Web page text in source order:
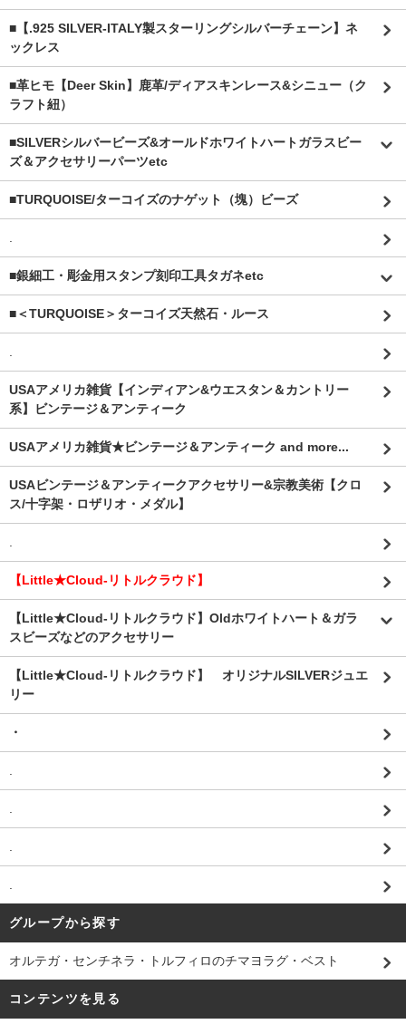
■【.925 SILVER-ITALY製スターリングシルバーチェーン】ネ
ックレス
■革ヒモ【Deer Skin】鹿革/ディアスキンレース&シニュー（ク
ラフト紐）
■SILVERシルバービーズ&オールドホワイトハートガラスビー
ズ＆アクセサリーパーツetc
■TURQUOISE/ターコイズのナゲット（塊）ビーズ
■銀細工・彫金用スタンプ刻印工具タガネetc
■＜TURQUOISE＞ターコイズ天然石・ルース
USAアメリカ雑貨【インディアン&ウエスタン＆カントリー
系】ビンテージ＆アンティーク
USAアメリカ雑貨★ビンテージ＆アンティーク and more...
USAビンテージ＆アンティークアクセサリー&宗教美術【クロ
ス/十字架・ロザリオ・メダル】
【Little★Cloud-リトルクラウド】
【Little★Cloud-リトルクラウド】Oldホワイトハート＆ガラ
スビーズなどのアクセサリー
【Little★Cloud-リトルクラウド】 オリジナルSILVERジュエ
リー
・
グループから探す
オルテガ・センチネラ・トルフィロのチマヨラグ・ベスト
コンテンツを見る